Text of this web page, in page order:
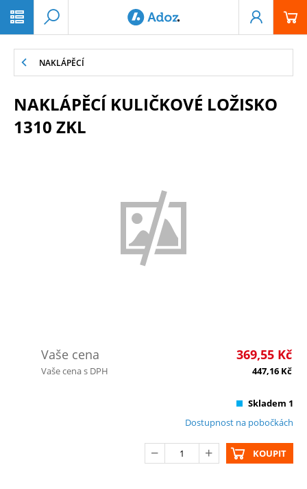
NAKLÁPĚCÍ
NAKLÁPĚCÍ KULIČKOVÉ LOŽISKO
1310 ZKL
Vaše cena 369,55 Kč
Vaše cena s DPH 447,16 Kč
Skladem 1
Dostupnost na pobočkách
KOUPIT